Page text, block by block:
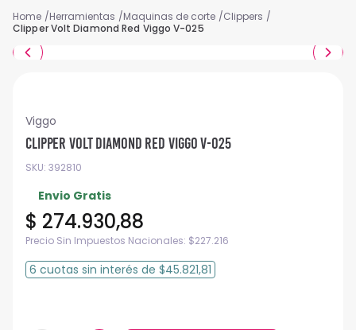
Herramientas Maquinas de corte
Clippers
Clipper Volt Diamond Red Viggo V-025
Viggo
Clipper Volt Diamond Red Viggo V-025
SKU: 392810
Envio Gratis
$ 274.930,88
Precio Sin Impuestos Nacionales: $227.216
6 cuotas sin interés de $45.821,81